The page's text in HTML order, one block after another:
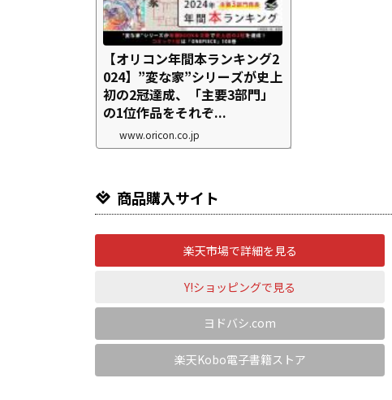
【オリコン年間本ランキング2
024】”変な家”シリーズが史上
初の2冠達成、「主要3部門」
の1位作品をそれぞ...
www.oricon.co.jp
商品購入サイト
楽天市場で詳細を見る
Y!ショッピングで見る
ヨドバシ.com
楽天Kobo電子書籍ストア